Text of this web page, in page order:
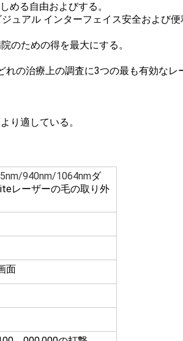
める自由およびする。
ュアル インターフェイス安全および便
のための得を最大にする。
の治療上の調査に3つの最も有効なレ
り適している。
940nm/1064nmダ
レーザーの毛の取り外
面